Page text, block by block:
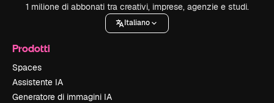
1 milione di abbonati tra creativi, imprese, agenzie e studi.
Italiano
Prodotti
Spaces
Assistente IA
Generatore di immagini IA